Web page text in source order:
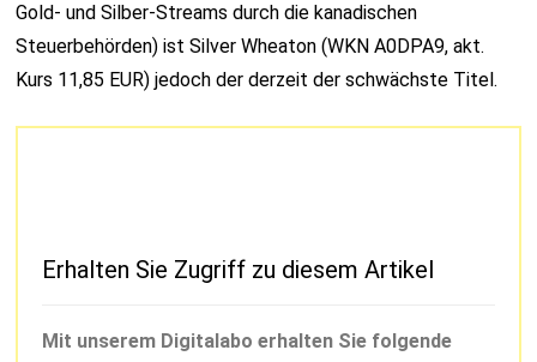
Gold- und Silber-Streams durch die kanadischen
Steuerbehörden) ist Silver Wheaton (WKN A0DPA9, akt.
Kurs 11,85 EUR) jedoch der derzeit der schwächste Titel.
Erhalten Sie Zugriff zu diesem Artikel
Mit unserem Digitalabo erhalten Sie folgende